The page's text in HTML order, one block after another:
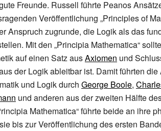
Freunde. Russell führte Peanos
Veröffentlichung „Principles of
Anspruch zugrunde, die Logik als das
Mit den „Principia Mathematica“
auf einen Satz ausAxiomen und
der Logik ableitbar ist. Damit führten
und Logik durch George Boole,
und anderen aus der zweiten Hälfte
Mathematica“ führte beide an ihre
bis zur Veröffentlichung des ersten